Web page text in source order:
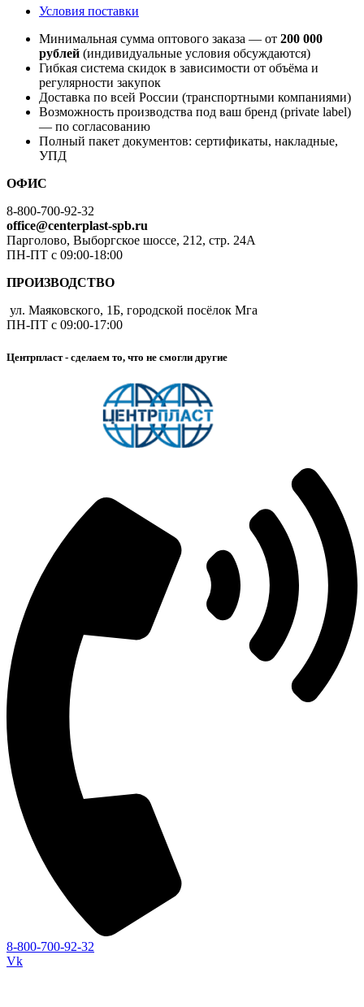
Условия поставки
Минимальная сумма оптового заказа — от 200 000
рублей (индивидуальные условия обсуждаются)
Гибкая система скидок в зависимости от объёма и
регулярности закупок
Доставка по всей России (транспортными компаниями)
Возможность производства под ваш бренд (private label)
— по согласованию
Полный пакет документов: сертификаты, накладные,
УПД
ОФИС
8-800-700-92-32
office@centerplast-spb.ru
Парголово, Выборгское шоссе, 212, стр. 24А
ПН-ПТ с 09:00-18:00
ПРОИЗВОДСТВО
ул. Маяковского, 1Б, городской посёлок Мга
ПН-ПТ с 09:00-17:00
Центрпласт - сделаем то, что не смогли другие
8-800-700-92-32
Vk